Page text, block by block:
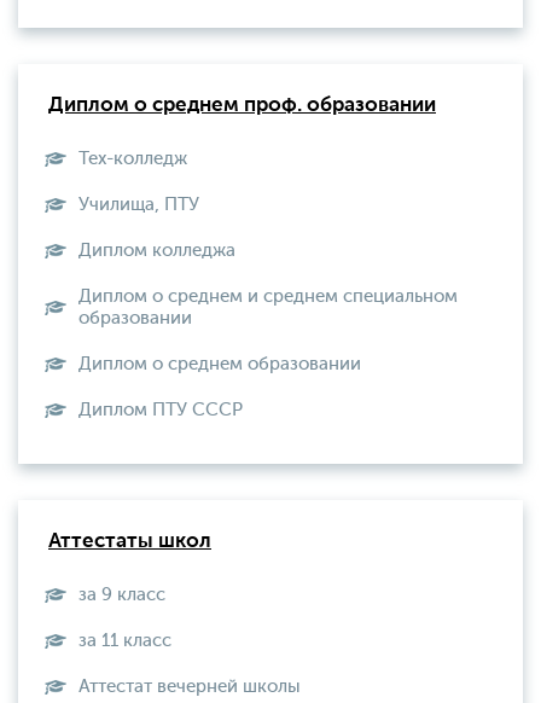
Диплом о среднем проф. образовании
Тех-колледж
Училища, ПТУ
Диплом колледжа
Диплом о среднем и среднем специальном
образовании
Диплом о среднем образовании
Диплом ПТУ СССР
Аттестаты школ
за 9 класс
за 11 класс
Аттестат вечерней школы